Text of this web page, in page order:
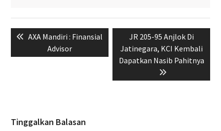
pos Previous
AXA Mandiri : Finansial
Advisor
Next
post:
JR 205-95 Anjlok Di
Jatinegara, KCI Kembali
Dapatkan Nasib Pahitnya
Tinggalkan Balasan